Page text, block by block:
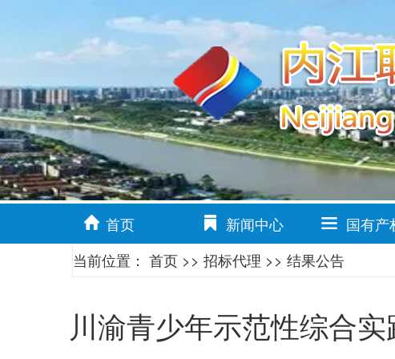
首页 新闻中心 国有产
当前位置： 首页 >> 招标代理 >> 结果公告
川渝青少年示范性综合